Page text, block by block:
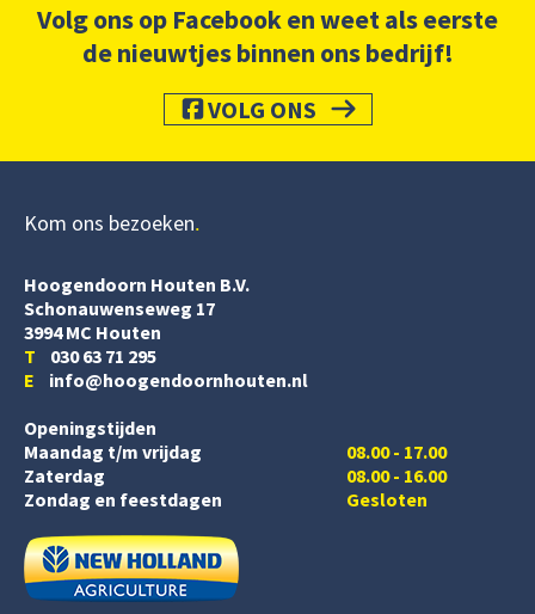
Volg ons op Facebook en weet als eerste
de nieuwtjes binnen ons bedrijf!
VOLG ONS
Kom ons bezoeken
Hoogendoorn Houten B.V.
Schonauwenseweg 17
3994 MC Houten
T 030 63 71 295
E info@hoogendoornhouten.nl
Openingstijden
Maandag t/m vrijdag
Zaterdag
08.00 - 17.00
08.00 - 16.00
Zondag en feestdagen
Gesloten